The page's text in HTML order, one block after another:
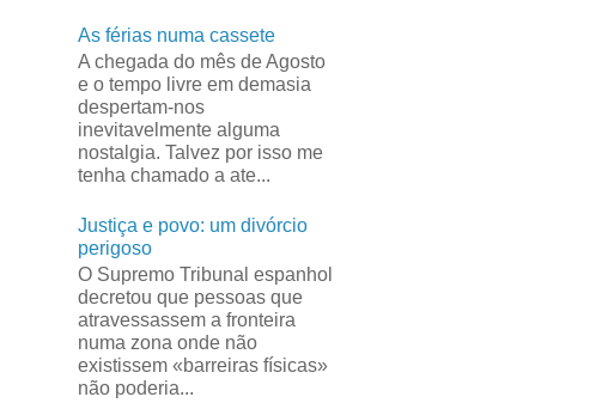
As férias numa cassete
A chegada do mês de Agosto
e o tempo livre em demasia
despertam-nos
inevitavelmente alguma
nostalgia. Talvez por isso me
tenha chamado a ate...
Justiça e povo: um divórcio
perigoso
O Supremo Tribunal espanhol
decretou que pessoas que
atravessassem a fronteira
numa zona onde não
existissem «barreiras físicas»
não poderia...